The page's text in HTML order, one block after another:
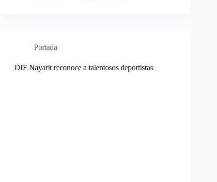
Portada
DIF Nayarit reconoce a talentosos deportistas